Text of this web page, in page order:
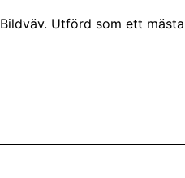
Bildväv. Utförd som ett